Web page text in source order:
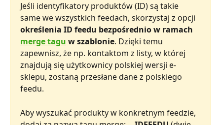
Jeśli identyfikatory produktów (ID) są takie
same we wszystkich feedach, skorzystaj z opcji
określenia ID feedu bezpośrednio w ramach
merge tagu w szablonie. Dzięki temu
zapewnisz, że np. kontaktom z listy, w której
znajdują się użytkownicy polskiej wersji e-
sklepu, zostaną przesłane dane z polskiego
feedu.
Aby wyszukać produkty w konkretnym feedzie,